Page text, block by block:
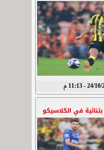
- 11:13 م
في الكلاسيكو